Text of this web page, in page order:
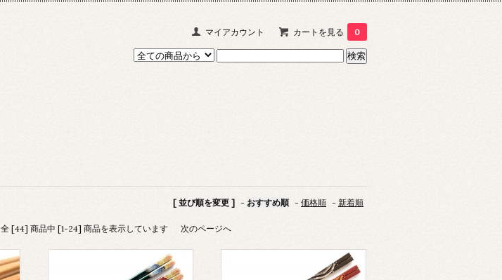
マイアカウント カートを見る 0
[ 並び順を変更 ] - おすすめ順 - 価格順 - 新着順
全 [44] 商品中 [1-24] 商品を表示しています 次のページへ